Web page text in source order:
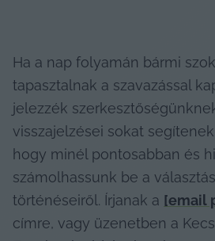
Ha a nap folyamán bármi
tapasztalnak a szavazással
jelezzék
visszajelzései sokat
hogy minél pontosabban és
számolhassunk be a
történéseiről. Írjanak a [email